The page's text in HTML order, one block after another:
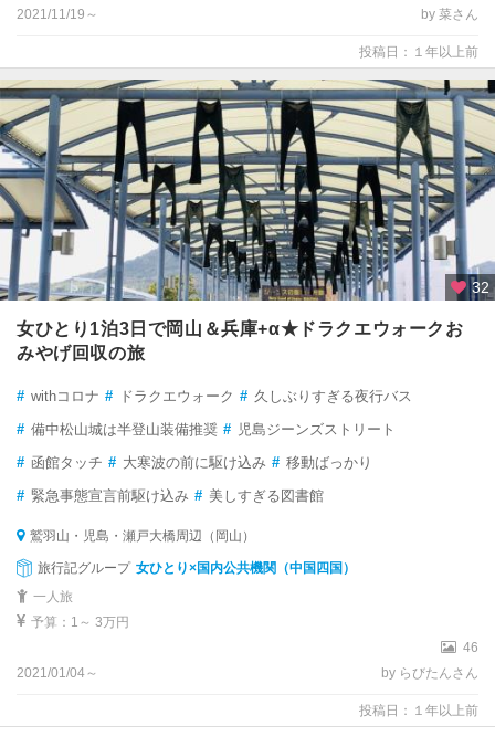
2021/11/19～
by 菜さん
投稿日：１年以上前
32
女ひとり1泊3日で岡山＆兵庫+α★ドラクエウォークお
みやげ回収の旅
# withコロナ # ドラクエウォーク # 久しぶりすぎる夜行バス
# 備中松山城は半登山装備推奨 # 児島ジーンズストリート
# 函館タッチ # 大寒波の前に駆け込み # 移動ばっかり
# 緊急事態宣言前駆け込み # 美しすぎる図書館
鷲羽山・児島・瀬戸大橋周辺（岡山）
旅行記グループ 女ひとり×国内公共機関（中国四国）
一人旅
予算：1～ 3万円
46
2021/01/04～
by らびたんさん
投稿日：１年以上前